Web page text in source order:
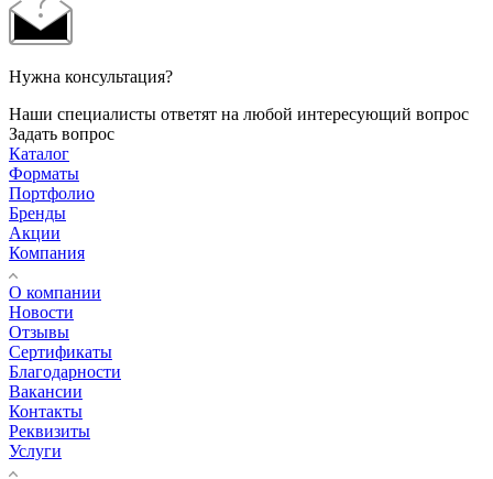
Нужна консультация?
Наши специалисты ответят на любой интересующий вопрос
Задать вопрос
Каталог
Форматы
Портфолио
Бренды
Акции
Компания
О компании
Новости
Отзывы
Сертификаты
Благодарности
Вакансии
Контакты
Реквизиты
Услуги